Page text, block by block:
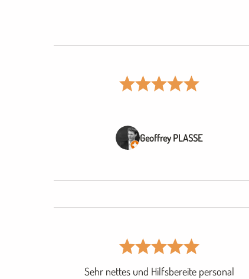
Geoffrey PLASSE
Sehr nettes und Hilfsbereite personal